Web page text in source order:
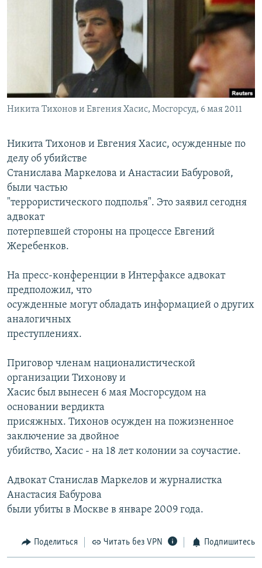
РАСПИСАНИЕ ВЕЩАНИЯ
ПОДПИШИТЕСЬ НА РАССЫЛКУ
Все сайты РСЕ/РС
Никита Тихонов и Евгения Хасис, Мосгорсуд, 6 мая 2011
Никита Тихонов и Евгения Хасис, осужденные по
делу об убийстве
Станислава Маркелова и Анастасии Бабуровой,
были частью
"террористического подполья". Это заявил сегодня
адвокат
потерпевшей стороны на процессе Евгений
Жеребенков.
На пресс-конференции в Интерфаксе адвокат
предположил, что
осужденные могут обладать информацией о других
аналогичных
преступлениях.
Приговор членам националистической
организации Тихонову и
Хасис был вынесен 6 мая Мосгорсудом на
основании вердикта
присяжных. Тихонов осужден на пожизненное
заключение за двойное
убийство, Хасис - на 18 лет колонии за соучастие.
Адвокат Станислав Маркелов и журналистка
Анастасия Бабурова
были убиты в Москве в январе 2009 года.
Поделиться Читать без VPN Подпишитесь